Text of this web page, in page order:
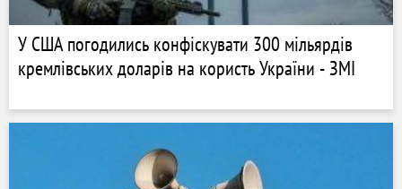
У США погодились конфіскувати 300 мільярдів
кремлівських доларів на користь України - ЗМІ